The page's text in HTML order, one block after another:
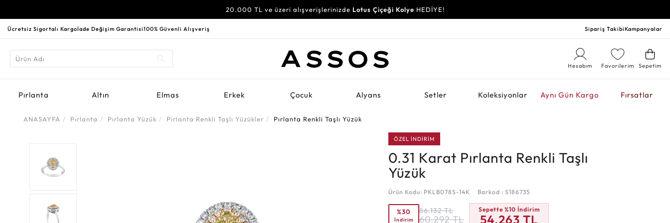
20.000 TL ve üzeri alışverişlerinizde Lotus Çiçeği Kolye HEDİYE!
Ücretsiz Sigortalı Kargoİade Değişim Garantisi100% Güvenli Alışveriş Sipariş TakibiKampanyalar
Sepetim
Favorilerim
Hesabım
Pırlanta Altın Elmas Erkek Çocuk Alyans Setler Koleksiyonlar Aynı Gün Kargo Fırsatlar
ANASAYFA Pırlanta Pırlanta Yüzük Pırlanta Renkli Taşlı Yüzükler Pırlanta Renkli Taşlı Yüzük
ÖZEL İNDİRİM
0.31 Karat Pırlanta Renkli Taşlı
Yüzük
Ürün Kodu: PKLB078S-14K Barkod : S186735
%30
İndirim
86.132 TL
60.292 TL
Sepette %10 İndirim
54.263TL